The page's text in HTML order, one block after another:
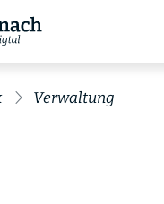
Verwaltung